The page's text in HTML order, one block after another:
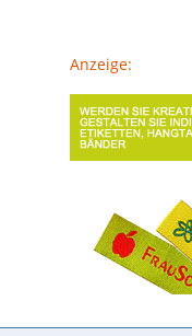
Anzeige: